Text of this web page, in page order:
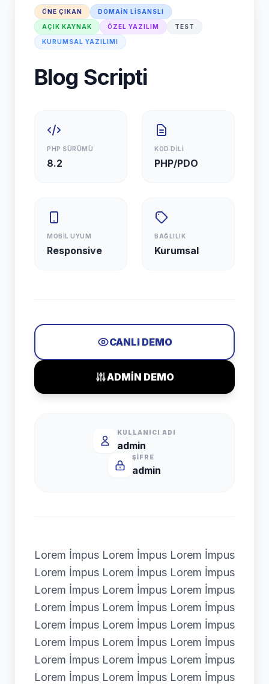
ÖNE ÇIKAN DOMAIN LISANSLI
AÇIK KAYNAK ÖZEL YAZILIM TEST
KURUMSAL YAZILIMI
Blog Scripti
PHP SÜRÜMÜ
8.2
KOD DİLİ
PHP/PDO
MOBİL UYUM
Responsive
BAĞLILIK
Kurumsal
CANLI DEMO
ADMİN DEMO
KULLANICI ADI
admin
ŞIFRE
admin
Lorem İmpus Lorem İmpus Lorem İmpus
Lorem İmpus Lorem İmpus Lorem İmpus
Lorem İmpus Lorem İmpus Lorem İmpus
Lorem İmpus Lorem İmpus Lorem İmpus
Lorem İmpus Lorem İmpus Lorem İmpus
Lorem İmpus Lorem İmpus Lorem İmpus
Lorem İmpus Lorem İmpus Lorem İmpus
Lorem İmpus Lorem İmpus Lorem İmpus